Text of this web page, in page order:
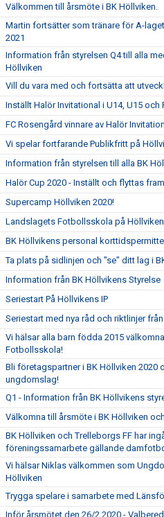
Välkommen till årsmöte i BK Höllviken.
Martin fortsätter som tränare för A-
2021
Information från styrelsen Q4 till alla
Höllviken
Vill du vara med och fortsätta att
Inställt Halör Invitational i U14, U15 och
FC Rosengård vinnare av Halör
Vi spelar fortfarande Publikfritt på
Information från styrelsen till alla BK
Halör Cup 2020 - Inställt och flyttas fram.
Supercamp Höllviken 2020!
Landslagets Fotbollsskola på
BK Höllvikens personal
Ta plats på sidlinjen och "se" ditt lag i
Information från BK Höllvikens Styrelse
Seriestart På Höllvikens IP
Seriestart med nya råd och riktlinjer
Vi hälsar alla barn födda 2015
Fotbollsskola!
Bli företagspartner i BK Höllviken 2020
ungdomslag!
Q1 - Information från BK Höllvikens
Välkomna till årsmöte i BK Höllviken
BK Höllviken och Trelleborgs FF har
föreningssamarbete gällande
Vi hälsar Niklas välkommen som
Höllviken
Trygga spelare i samarbete med
Inför årsmötet den 26/2 2020 -